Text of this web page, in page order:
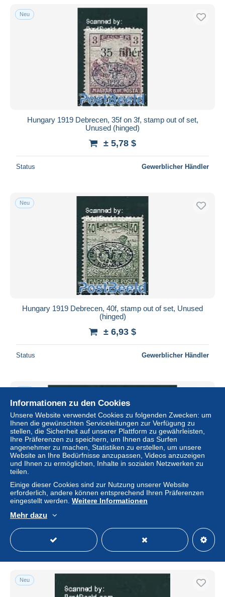
Neu
Hungary 1919 Debrecen, 35f on 3f, stamp out of set,
Unused (hinged)
± 5,78 $
Status Gewerblicher Händler
Neu
Hungary 1919 Debrecen, 40f, stamp out of set, Unused
(hinged)
± 6,93 $
Status Gewerblicher Händler
Hungary 1919 Debrecen, 50f, stamp out of set, Unused
(hinged)
Gewerblicher Händler
Neu
Informationen zu den Cookies
Unsere Website verwendet Cookies zu folgenden Zwecken: um
Ihnen die gewünschten Serviceleitungen zur Verfügung zu
stellen, die Sicherheit auf unserer Plattform zu gewährleisten,
Ihre Präferenzen zu speichern, um Ihnen das Surfen
angenehmer zu machen, Statistiken zu erstellen, um unsere
Website an Ihre Bedürfnisse anzupassen, Videos anzuzeigen
und Ihnen zu ermöglichen, Inhalte in sozialen Netzwerken zu
teilen.
Einige dieser Cookies sind zur Nutzung unserer Website
erforderlich, andere können entsprechend Ihren Präferenzen
eingestellt werden. Weitere Informationen
Mehr dazu